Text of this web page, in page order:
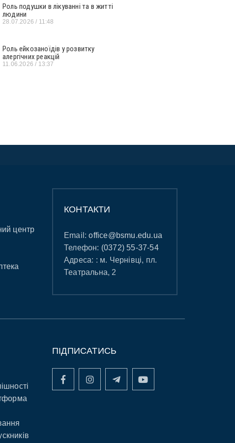
Роль подушки в лікуванні та в житті
людини
28.07.2026 11:48
Роль ейкозаноїдів у розвитку
алергічних реакцій
11.06.2026 13:37
центр
КОНТАКТИ
Email:office@bsmu.edu.ua
Телефон: (0372) 55-37-54
Адреса: : м. Чернівці, пл.
Театральна, 2
ПІДПИСАТИСЬ